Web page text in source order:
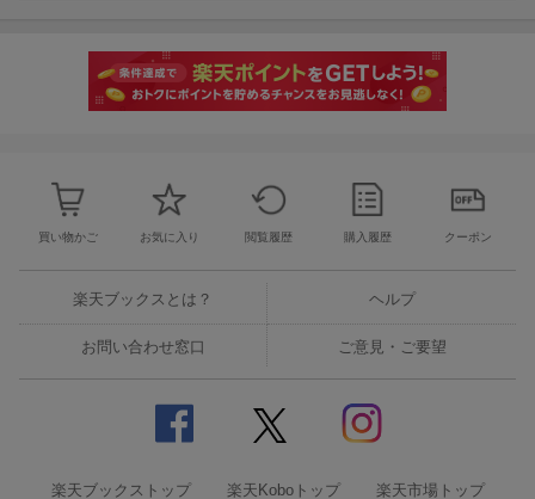
買い物かご お気に入り 閲覧履歴 購入履歴 クーポン
楽天ブックスとは？ ヘルプ
お問い合わせ窓口 ご意見・ご要望
楽天ブックストップ 楽天Koboトップ 楽天市場トップ